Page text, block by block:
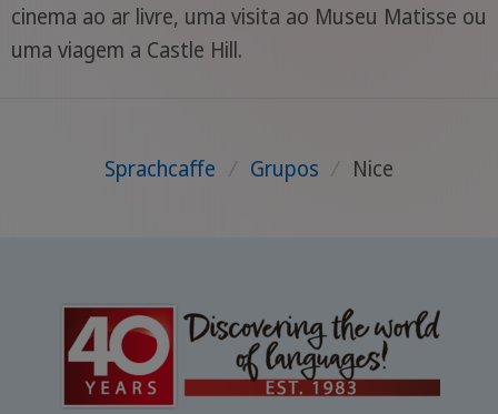
cinema ao ar livre, uma visita ao Museu Matisse ou
uma viagem a Castle Hill.
Sprachcaffe / Grupos / Nice